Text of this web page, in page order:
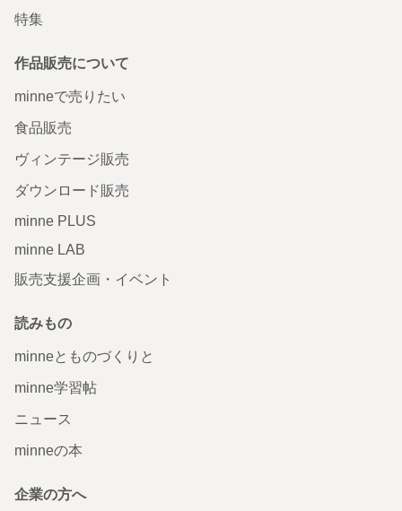
特集
作品販売について
minneで売りたい
食品販売
ヴィンテージ販売
ダウンロード販売
minne PLUS
minne LAB
販売支援企画・イベント
読みもの
minneとものづくりと
minne学習帖
ニュース
minneの本
企業の方へ